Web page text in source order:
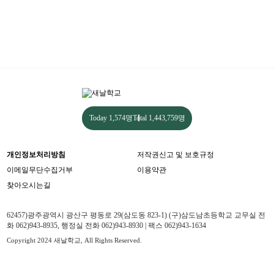
Today 1,574명Total 1,443,759명
개인정보처리방침
저작권신고 및 보호규정
이메일무단수집거부
이용약관
찾아오시는길
62457)광주광역시 광산구 평동로 29(삼도동 823-1) (구)삼도남초등학교 교무실 전
화 062)943-8935, 행정실 전화 062)943-8930 | 팩스 062)943-1634
Copyright 2024 새날학교, All Rights Reserved.